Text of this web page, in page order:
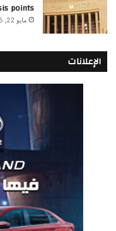
points
مايو 22, 2025
الإعلانات